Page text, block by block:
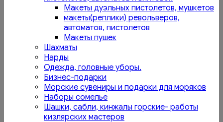
Макеты дуэльных пистолетов, мушкетов
макеты(реплики) револьверов,
автоматов, пистолетов
Макеты пушек
Шахматы
Нарды
Одежда, головные уборы.
Бизнес-подарки
Морские сувениры и подарки для моряков
Наборы сомелье
Шашки, сабли, кинжалы горские- работы
кизлярских мастеров